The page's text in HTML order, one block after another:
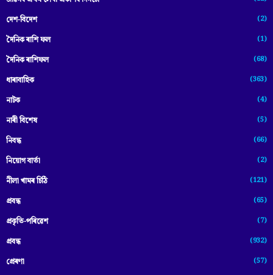
দেশ-বিদেশ (2)
দৈনিক ৰাশি ফল (1)
দৈনিক ৰাশিফল (68)
ধাৰাবাহিক (363)
নাটক (4)
নাৰী বিশেষ (5)
নিবন্ধ (66)
নিয়োগ বাৰ্তা (2)
নীলা খামৰ চিঠি (121)
প্রবন্ধ (65)
প্ৰকৃতি-পৰিৱেশ (7)
প্ৰবন্ধ (932)
প্ৰেৰণা (57)